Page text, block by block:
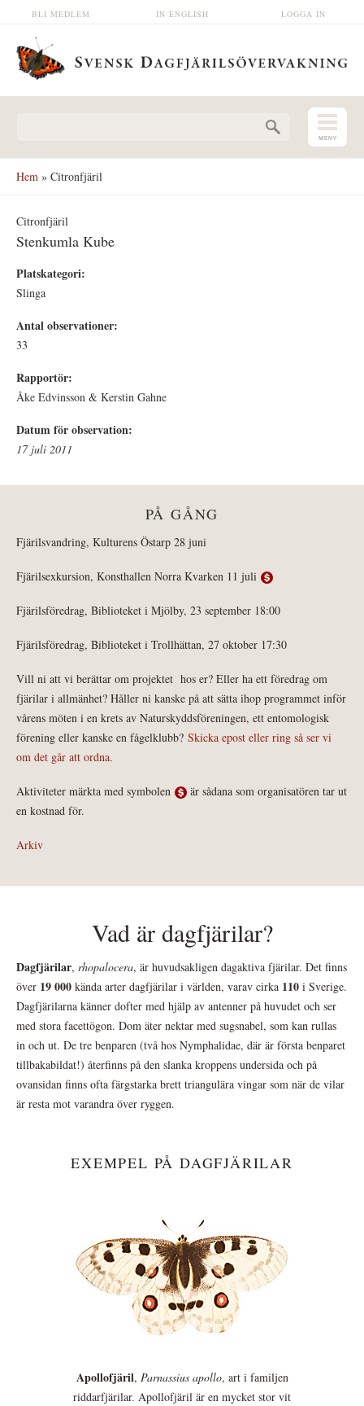
Hoppa till huvudinnehåll LOGGA IN
IN ENGLISH
BLI MEDLEM
Hem » Citronfjäril
Citronfjäril
Stenkumla Kube
Platskategori:
Slinga
Antal observationer:
33
Rapportör:
Åke Edvinsson & Kerstin Gahne
Datum för observation:
17 juli 2011
PÅ GÅNG
Fjärilsvandring, Kulturens Östarp 28 juni
Fjärilsexkursion, Konsthallen Norra Kvarken 11 juli
Fjärilsföredrag, Biblioteket i Mjölby, 23 september 18:00
Fjärilsföredrag, Biblioteket i Trollhättan, 27 oktober 17:30
Vill ni att vi berättar om projektet hos er? Eller ha ett föredrag om
fjärilar i allmänhet? Håller ni kanske på att sätta ihop programmet inför
vårens möten i en krets av Naturskyddsföreningen, ett entomologisk
förening eller kanske en fågelklubb? Skicka epost eller ring så ser vi
om det går att ordna.
Aktiviteter märkta med symbolen
är sådana som organisatören tar ut
en kostnad för.
Arkiv
Vad är dagfjärilar?
Dagfjärilar, rhopalocera, är huvudsakligen dagaktiva fjärilar. Det finns
över 19 000 kända arter dagfjärilar i världen, varav cirka 110 i Sverige.
Dagfjärilarna känner dofter med hjälp av antenner på huvudet och ser
med stora facettögon. Dom äter nektar med sugsnabel, som kan rullas
in och ut. De tre benparen (två hos Nymphalidae, där är första benparet
tillbakabildat!) återfinns på den slanka kroppens undersida och på
ovansidan finns ofta färgstarka brett triangulära vingar som när de vilar
är resta mot varandra över ryggen.
EXEMPEL PÅ DAGFJÄRILAR
Apollofjäril, Parnassius apollo, art i familjen
riddarfjärilar. Apollofjäril är en mycket stor vit